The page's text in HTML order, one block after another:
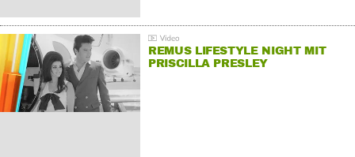
REMUS LIFESTYLE NIGHT MIT
PRISCILLA PRESLEY